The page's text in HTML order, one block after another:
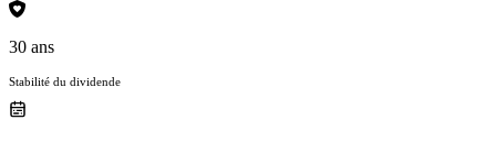
30 ans
Stabilité du dividende